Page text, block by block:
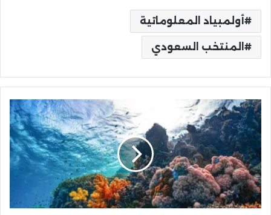
أولمبياد المعلوماتية
المنتخب السعودي
السعودية
تستضيف
الاجتماع
الدولي
الـ
(38)
للمبادرة
العالمية
للشُعب